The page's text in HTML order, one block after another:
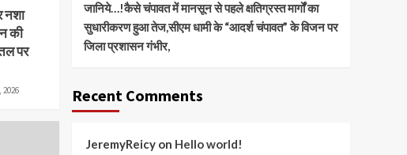
नशा
की
पर
2026
जानिये…!कैसे चंपावत में मानसून से पहले क्षतिग्रस्त मार्गों का
सुधारीकरण हुआ तेज,सीएम धामी के “आदर्श चंपावत” के विजन पर
जिला प्रशासन गंभीर,
Recent Comments
JeremyReicyon Hello world!